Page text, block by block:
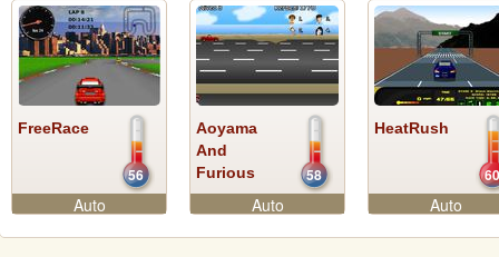
FreeRace
56
Auto
Aoyama
And
Furious
58
Auto
HeatRush
60
Auto